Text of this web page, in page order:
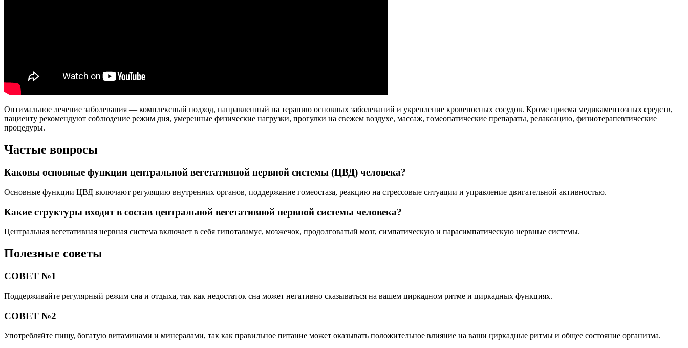
Оптимальное лечение заболевания — комплексный подход, направленный на терапию основных заболеваний и укрепление кровеносных сосудов. Кроме приема медикаментозных средств,
пациенту рекомендуют соблюдение режим дня, умеренные физические нагрузки, прогулки на свежем воздухе, массаж, гомеопатические препараты, релаксацию, физиотерапевтические
процедуры.
Частые вопросы
Каковы основные функции центральной вегетативной нервной системы (ЦВД) человека?
Основные функции ЦВД включают регуляцию внутренних органов, поддержание гомеостаза, реакцию на стрессовые ситуации и управление двигательной активностью.
Какие структуры входят в состав центральной вегетативной нервной системы человека?
Центральная вегетативная нервная система включает в себя гипоталамус, мозжечок, продолговатый мозг, симпатическую и парасимпатическую нервные системы.
Полезные советы
СОВЕТ №1
Поддерживайте регулярный режим сна и отдыха, так как недостаток сна может негативно сказываться на вашем циркадном ритме и циркадных функциях.
СОВЕТ №2
Употребляйте пищу, богатую витаминами и минералами, так как правильное питание может оказывать положительное влияние на ваши циркадные ритмы и общее состояние организма.